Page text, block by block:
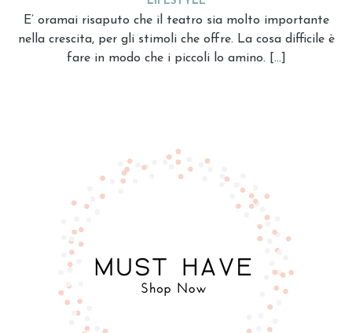
E’ oramai risaputo che il teatro sia molto importante
nella crescita, per gli stimoli che offre. La cosa difficile è
fare in modo che i piccoli lo amino. […]